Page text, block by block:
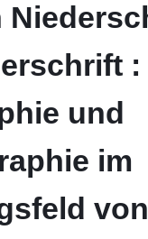
:
und
im
von